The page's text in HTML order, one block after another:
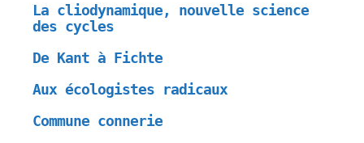
La cliodynamique, nouvelle science
des cycles
De Kant à Fichte
Aux écologistes radicaux
Commune connerie